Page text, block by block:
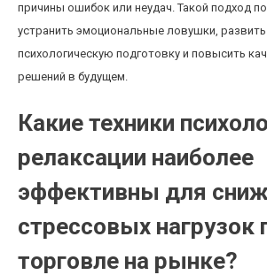
причины ошибок или неудач. Такой подход
устранить эмоциональные ловушки,
психологическую подготовку и повысить
решений в будущем.
Какие техники
релаксации наиболее
эффективны для
стрессовых нагрузок
торговле на рынке?